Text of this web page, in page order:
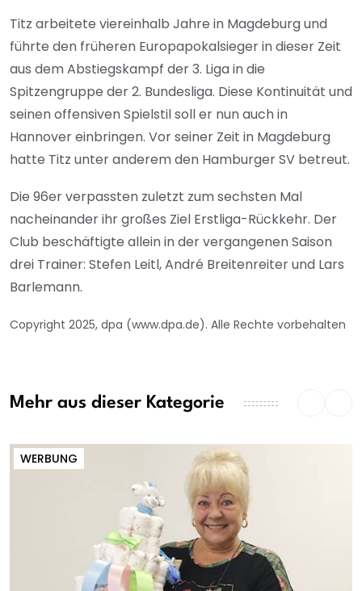
Titz arbeitete viereinhalb Jahre in Magdeburg und
führte den früheren Europapokalsieger in dieser Zeit
aus dem Abstiegskampf der 3. Liga in die
Spitzengruppe der 2. Bundesliga. Diese Kontinuität und
seinen offensiven Spielstil soll er nun auch in
Hannover einbringen. Vor seiner Zeit in Magdeburg
hatte Titz unter anderem den Hamburger SV betreut.
Die 96er verpassten zuletzt zum sechsten Mal
nacheinander ihr großes Ziel Erstliga-Rückkehr. Der
Club beschäftigte allein in der vergangenen Saison
drei Trainer: Stefen Leitl, André Breitenreiter und Lars
Barlemann.
Copyright 2025, dpa (www.dpa.de). Alle Rechte vorbehalten
Mehr aus dieser Kategorie
WERBUNG